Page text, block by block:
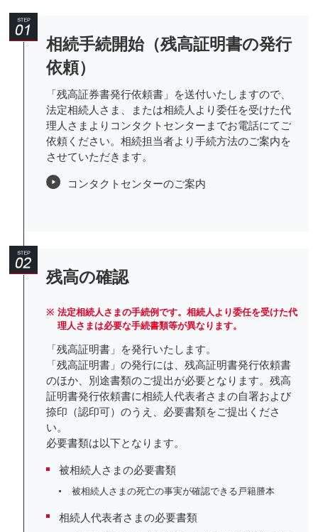
相続手続開始（残高証明書の発行
依頼）
「残高証券書発行依頼書」を送付いたしますので、
法定相続人さま、または相続人より委任を受けた代
理人さまよりコンタクトセンターまでお電話にてご
依頼ください。相続担当者より手続方法のご案内を
させていただきます。
コンタクトセンターのご案内
残高の確認
※ 法定相続人さまの手続例です。相続人より委任を受けた代
理人さまは必要な手続書類等が異なります。
「残高証明書」を発行いたします。
「残高証明書」の発行には、残高証明書発行依頼書
のほか、別途書類のご提出が必要となります。残高
証明書発行依頼書に相続人代表者さまの自署および
捺印（認印可）のうえ、必要書類をご提出くださ
い。
必要書類は以下となります。
被相続人さまの必要書類
被相続人さまの死亡の事実が確認できる戸籍謄本
相続人代表者さまの必要書類